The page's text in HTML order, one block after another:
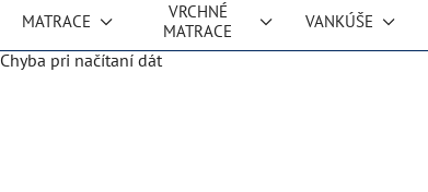
MATRACE
VRCHNÉ
MATRACE
VANKÚŠE
Chyba pri načítaní dát